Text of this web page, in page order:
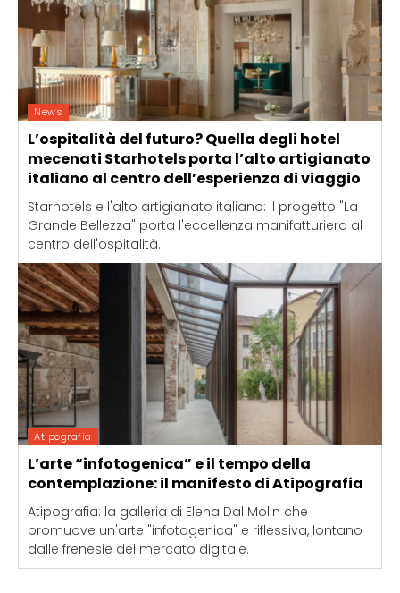
News
L’ospitalità del futuro? Quella degli hotel
mecenati Starhotels porta l’alto artigianato
italiano al centro dell’esperienza di viaggio
Starhotels e l'alto artigianato italiano: il progetto "La
Grande Bellezza" porta l'eccellenza manifatturiera al
centro dell'ospitalità.
Atipografia
L’arte “infotogenica” e il tempo della
contemplazione: il manifesto di Atipografia
Atipografia: la galleria di Elena Dal Molin che
promuove un'arte "infotogenica" e riflessiva, lontano
dalle frenesie del mercato digitale.